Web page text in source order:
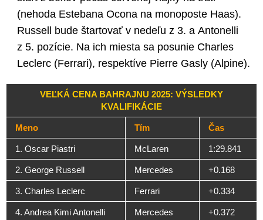
(nehoda Estebana Ocona na monoposte Haas).
Russell bude štartovať v nedeľu z 3. a Antonelli
z 5. pozície. Na ich miesta sa posunie Charles
Leclerc (Ferrari), respektíve Pierre Gasly (Alpine).
VEĽKÁ CENA BAHRAJNU 2025: VÝSLEDKY
KVALIFIKÁCIE
Meno Tím Čas
1. Oscar Piastri McLaren 1:29.841
2. George Russell Mercedes +0.168
3. Charles Leclerc Ferrari +0.334
4. Andrea Kimi Antonelli Mercedes +0.372